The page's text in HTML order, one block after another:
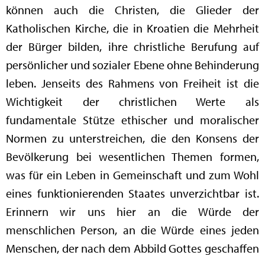
können auch die Christen, die Glieder der
Katholischen Kirche, die in Kroatien die Mehrheit
der Bürger bilden, ihre christliche Berufung auf
persönlicher und sozialer Ebene ohne Behinderung
leben. Jenseits des Rahmens von Freiheit ist die
Wichtigkeit der christlichen Werte als
fundamentale Stütze ethischer und moralischer
Normen zu unterstreichen, die den Konsens der
Bevölkerung bei wesentlichen Themen formen,
was für ein Leben in Gemeinschaft und zum Wohl
eines funktionierenden Staates unverzichtbar ist.
Erinnern wir uns hier an die Würde der
menschlichen Person, an die Würde eines jeden
Menschen, der nach dem Abbild Gottes geschaffen